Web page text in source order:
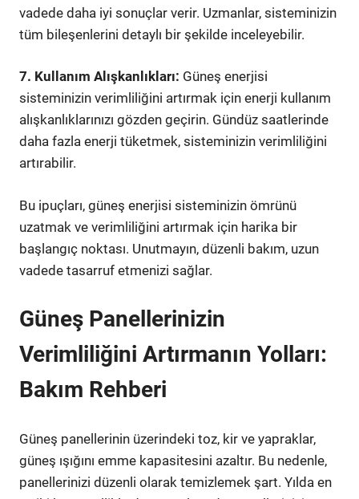
vadede daha iyi sonuçlar verir. Uzmanlar, sisteminizin
tüm bileşenlerini detaylı bir şekilde inceleyebilir.
7. Kullanım Alışkanlıkları: Güneş enerjisi
sisteminizin verimliliğini artırmak için enerji kullanım
alışkanlıklarınızı gözden geçirin. Gündüz saatlerinde
daha fazla enerji tüketmek, sisteminizin verimliliğini
artırabilir.
Bu ipuçları, güneş enerjisi sisteminizin ömrünü
uzatmak ve verimliliğini artırmak için harika bir
başlangıç noktası. Unutmayın, düzenli bakım, uzun
vadede tasarruf etmenizi sağlar.
Güneş Panellerinizin
Verimliliğini Artırmanın Yolları:
Bakım Rehberi
Güneş panellerinin üzerindeki toz, kir ve yapraklar,
güneş ışığını emme kapasitesini azaltır. Bu nedenle,
panellerinizi düzenli olarak temizlemek şart. Yılda en